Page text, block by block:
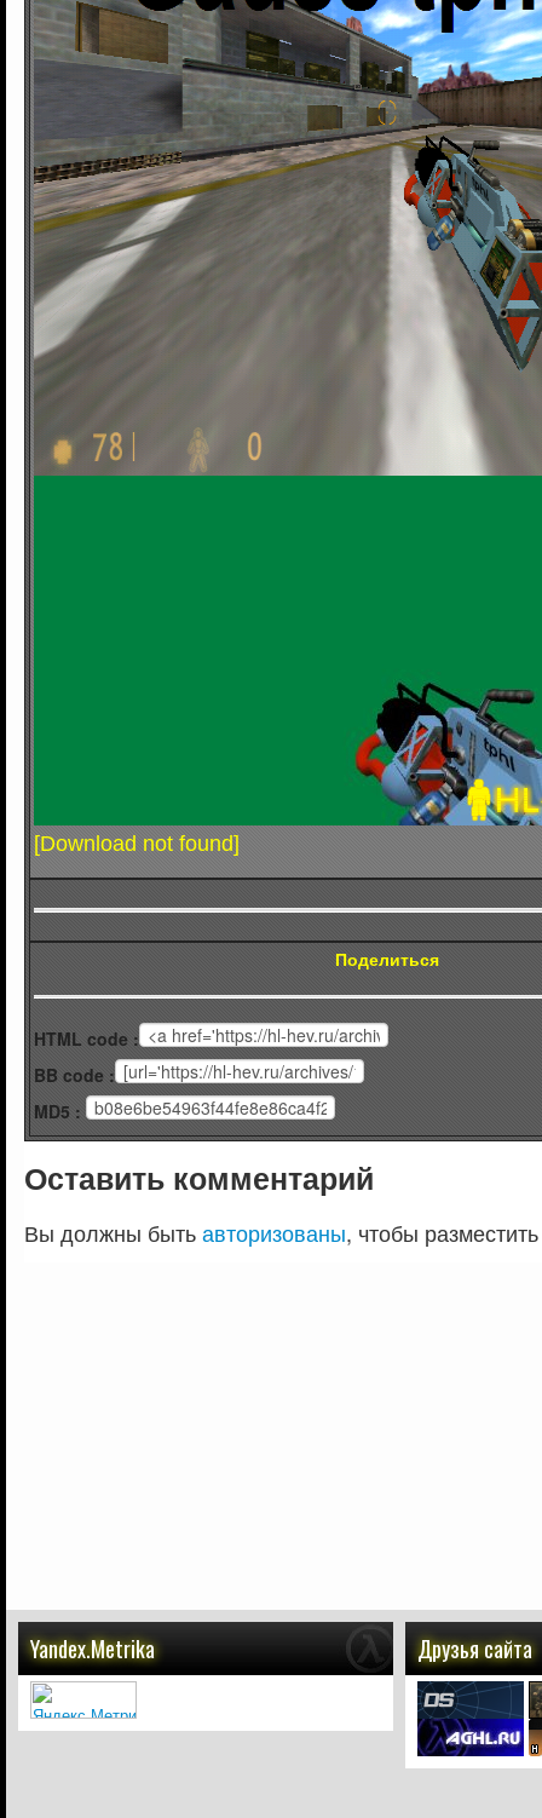
[Download not found]
Поделиться
HTML code :
BB code :
MD5 :
Оставить комментарий
Вы должны бытьавторизованы, чтобы
Yandex.Metrika Друзья сайта